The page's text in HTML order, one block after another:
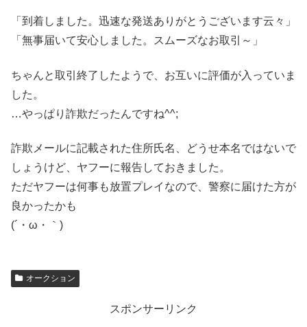
「到着しました。迅速な発送ありがとうございます云々」
「無事届いて安心しました。スムーズなお取引～」
ちゃんと取引終了したようで、お互いに評価が入っていま
した。
…やっぱり詐欺だったんですね^^;
詐欺メールに記載された住所氏名、どうせ本名ではないで
しょうけど、ヤフーに報告しておきました。
ただヤフーは何事も放置プレイなので、警察に届けた方が
良かったかも
(´・ω・｀)
オークション
スポンサーリンク